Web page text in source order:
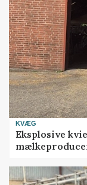
KVÆG
Eksplosive